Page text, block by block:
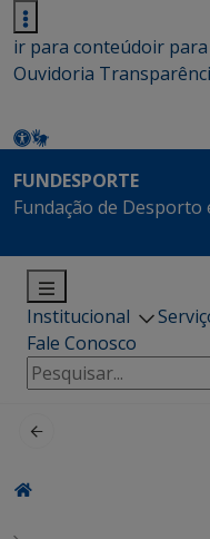
ir para conteúdoir
Ouvidoria
FUNDESPORTE
Fundação de Desporto
Institucional
Fale Conosco
Pesquisar
por: